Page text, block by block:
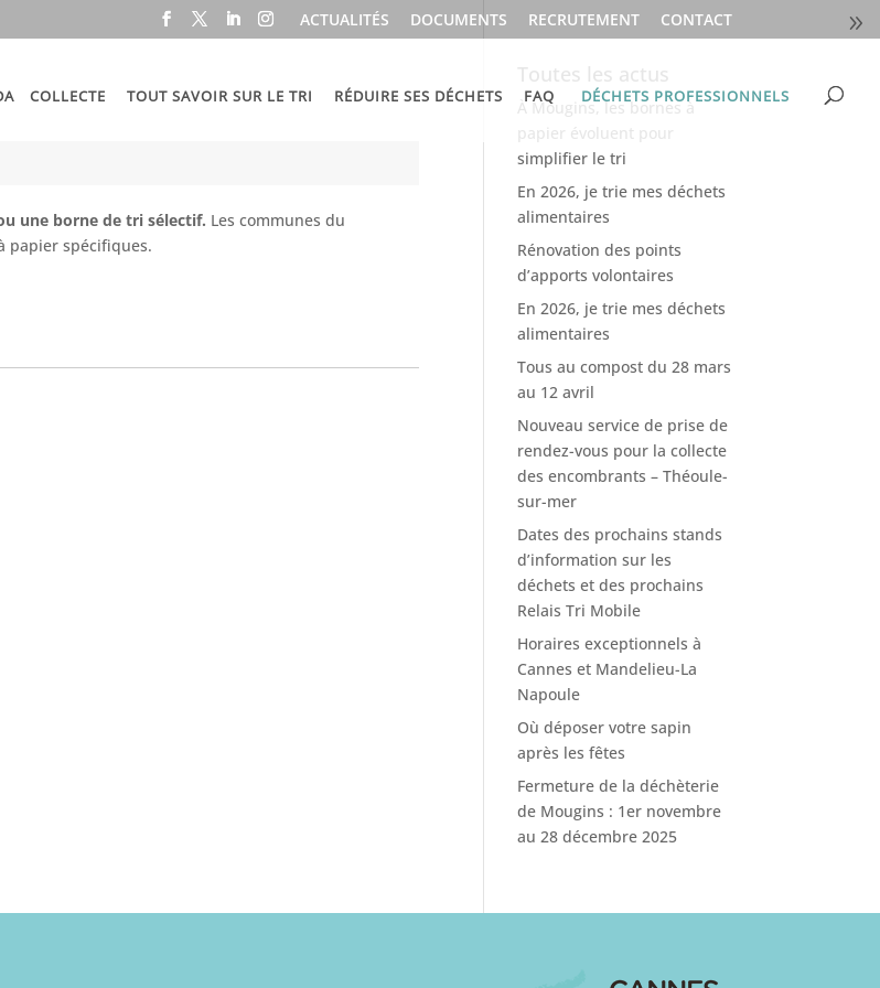
ACTUALITÉS DOCUMENTS RECRUTEMENT CONTACT
COLLECTE TOUT SAVOIR SUR LE TRI RÉDUIRE SES DÉCHETS FAQ DÉCHETS PROFESSIONNELS
une borne de tri sélectif. Les communes du
papier spécifiques.
Toutes les actus
À Mougins, les bornes à
papier évoluent pour
simplifier le tri
En 2026, je trie mes déchets
alimentaires
Rénovation des points
d’apports volontaires
En 2026, je trie mes déchets
alimentaires
Tous au compost du 28 mars
au 12 avril
Nouveau service de prise de
rendez-vous pour la collecte
des encombrants – Théoule-
sur-mer
Dates des prochains stands
d’information sur les
déchets et des prochains
Relais Tri Mobile
Horaires exceptionnels à
Cannes et Mandelieu-La
Napoule
Où déposer votre sapin
après les fêtes
Fermeture de la déchèterie
de Mougins : 1er novembre
au 28 décembre 2025